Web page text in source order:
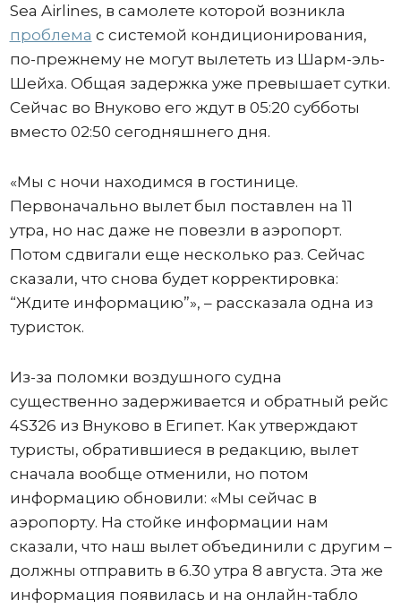
Sea Airlines, в самолете которой возникла
проблема с системой кондиционирования,
по-прежнему не могут вылететь из Шарм-эль-
Шейха. Общая задержка уже превышает сутки.
Сейчас во Внуково его ждут в 05:20 субботы
вместо 02:50 сегодняшнего дня.
«Мы с ночи находимся в гостинице.
Первоначально вылет был поставлен на 11
утра, но нас даже не повезли в аэропорт.
Потом сдвигали еще несколько раз. Сейчас
сказали, что снова будет корректировка:
“Ждите информацию”», – рассказала одна из
туристок.
Из-за поломки воздушного судна
существенно задерживается и обратный рейс
4S326 из Внуково в Египет. Как утверждают
туристы, обратившиеся в редакцию, вылет
сначала вообще отменили, но потом
информацию обновили: «Мы сейчас в
аэропорту. На стойке информации нам
сказали, что наш вылет объединили с другим –
должны отправить в 6.30 утра 8 августа. Эта же
информация появилась и на онлайн-табло